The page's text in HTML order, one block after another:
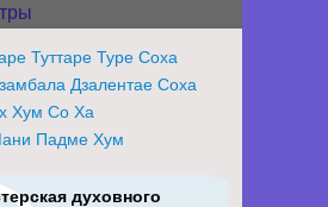
Туттаре Туре Соха
Дзалентае Соха
Хум Со Ха
Падме Хум
духовного